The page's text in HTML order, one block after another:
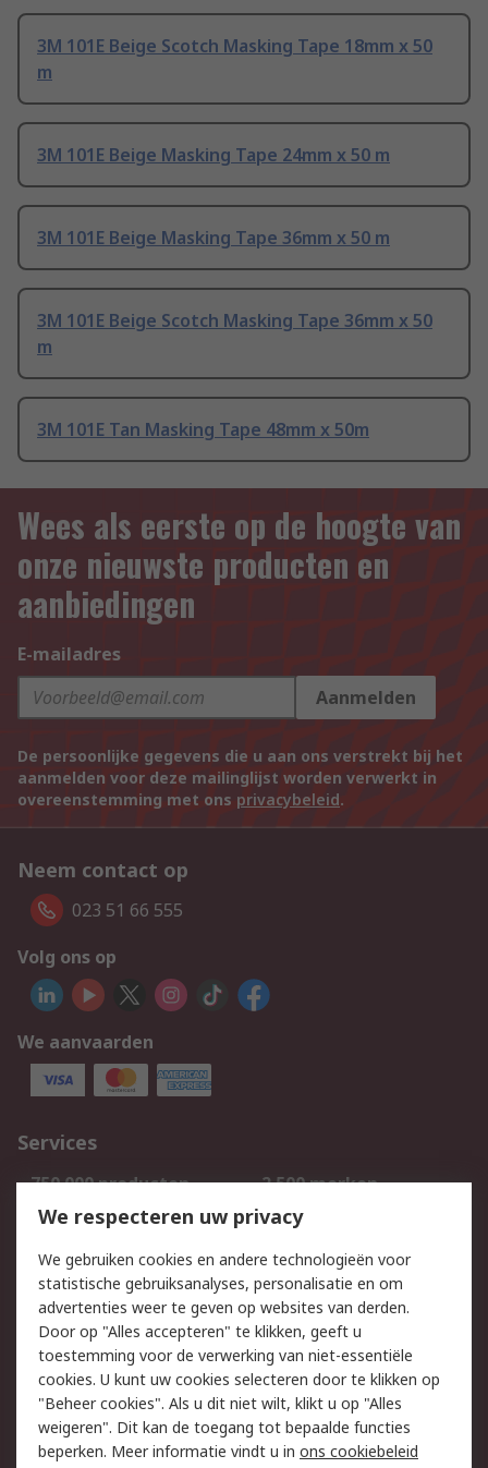
3M 101E Beige Scotch Masking Tape 18mm x 50
m
3M 101E Beige Masking Tape 24mm x 50 m
3M 101E Beige Masking Tape 36mm x 50 m
3M 101E Beige Scotch Masking Tape 36mm x 50
m
3M 101E Tan Masking Tape 48mm x 50m
Wees als eerste op de hoogte van
onze nieuwste producten en
aanbiedingen
E-mailadres
Aanmelden
De persoonlijke gegevens die u aan ons verstrekt bij het
aanmelden voor deze mailinglijst worden verwerkt in
overeenstemming met ons privacybeleid.
Neem contact op
023 51 66 555
Volg ons op
We aanvaarden
Services
750.000 producten
2.500 merken
Bestellen
Inkoopoplossingen
Track & Trace
Wettelijk
Cookiebeleid
Email veiligheid
Privacybeleid
Websitevoorwaarden
Algemene
verkoopvoorwaarden
We respecteren uw privacy
We gebruiken cookies en andere technologieën voor
statistische gebruiksanalyses, personalisatie en om
advertenties weer te geven op websites van derden.
Door op "Alles accepteren" te klikken, geeft u
toestemming voor de verwerking van niet-essentiële
cookies. U kunt uw cookies selecteren door te klikken op
"Beheer cookies". Als u dit niet wilt, klikt u op "Alles
weigeren". Dit kan de toegang tot bepaalde functies
beperken. Meer informatie vindt u in ons cookiebeleid